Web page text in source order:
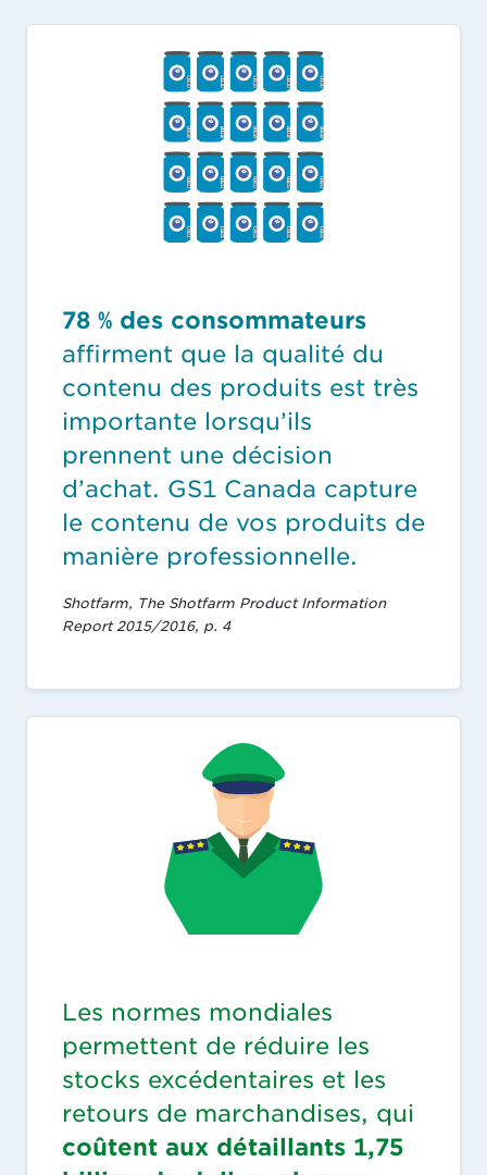
78 % des consommateurs
affirment que la qualité du
contenu des produits est très
importante lorsqu’ils
prennent une décision
d’achat. GS1 Canada capture
le contenu de vos produits de
manière professionnelle.
Shotfarm, The Shotfarm Product Information
Report 2015/2016, p. 4
Les normes mondiales
permettent de réduire les
stocks excédentaires et les
retours de marchandises, qui
coûtent aux détaillants 1,75